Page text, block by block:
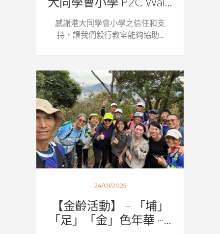
感謝港大同學會小學之信任和支
持，讓我們毅行教室能夠協助...
24/01/2025
【金齡活動】 – 「埔」
「足」「金」色年華 ~...